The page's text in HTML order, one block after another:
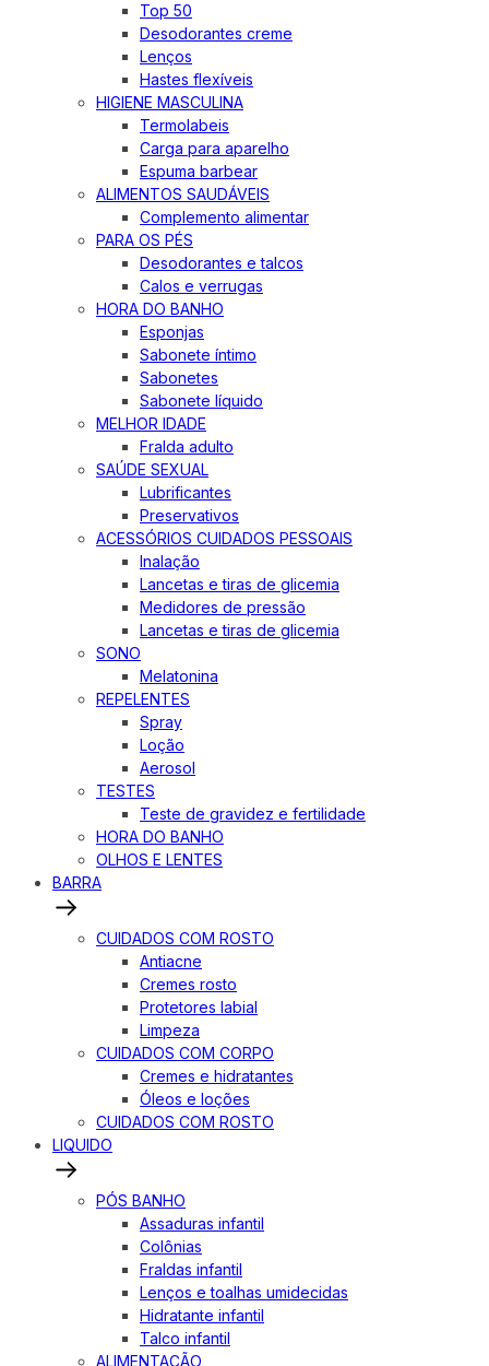
Top 50
Desodorantes creme
Lenços
Hastes flexíveis
HIGIENE MASCULINA
Termolabeis
Carga para aparelho
Espuma barbear
ALIMENTOS SAUDÁVEIS
Complemento alimentar
PARA OS PÉS
Desodorantes e talcos
Calos e verrugas
HORA DO BANHO
Esponjas
Sabonete íntimo
Sabonetes
Sabonete líquido
MELHOR IDADE
Fralda adulto
SAÚDE SEXUAL
Lubrificantes
Preservativos
ACESSÓRIOS CUIDADOS PESSOAIS
Inalação
Lancetas e tiras de glicemia
Medidores de pressão
Lancetas e tiras de glicemia
SONO
Melatonina
REPELENTES
Spray
Loção
Aerosol
TESTES
Teste de gravidez e fertilidade
HORA DO BANHO
OLHOS E LENTES
BARRA
CUIDADOS COM ROSTO
Antiacne
Cremes rosto
Protetores labial
Limpeza
CUIDADOS COM CORPO
Cremes e hidratantes
Óleos e loções
CUIDADOS COM ROSTO
LIQUIDO
PÓS BANHO
Assaduras infantil
Colônias
Fraldas infantil
Lenços e toalhas umidecidas
Hidratante infantil
Talco infantil
ALIMENTAÇÃO